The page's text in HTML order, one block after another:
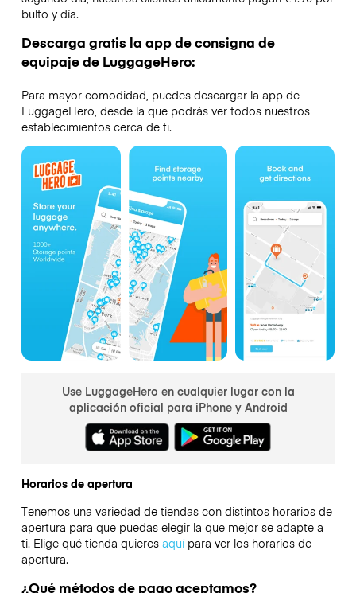
bulto y día.
Descarga gratis la app de consigna de
equipaje de LuggageHero:
Para mayor comodidad, puedes descargar la app de
LuggageHero, desde la que podrás ver todos nuestros
establecimientos cerca de ti.
Use LuggageHero en cualquier lugar con la
aplicación oficial para iPhone y Android
Horarios de apertura
Tenemos una variedad de tiendas con distintos horarios de
apertura para que puedas elegir la que mejor se adapte a
ti. Elige qué tienda quieres aquípara ver los horarios de
apertura.
¿Qué métodos de pago aceptamos?